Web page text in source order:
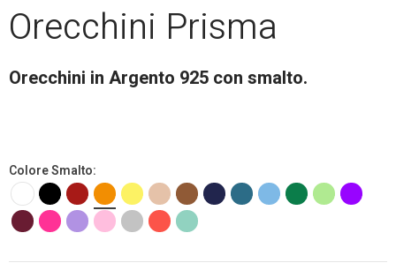
Orecchini Prisma
Orecchini in Argento 925 con smalto.
Colore Smalto